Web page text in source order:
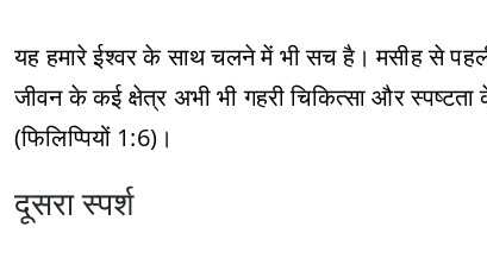
यह हमारे ईश्वर के साथ चलने में भी सच है। मसीह से
जीवन के कई क्षेत्र अभी भी गहरी चिकित्सा और
(फिलिप्पियों 1:6)।
दूसरा स्पर्श